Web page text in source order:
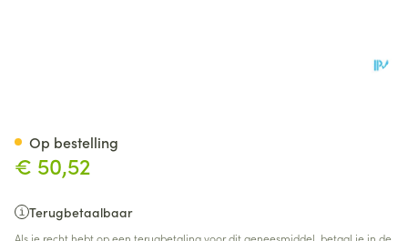
€ 50,52
Terugbetaalbaar
Als je recht hebt op een terugbetaling voor dit geneesmiddel, betaal je in de
Op bestelling